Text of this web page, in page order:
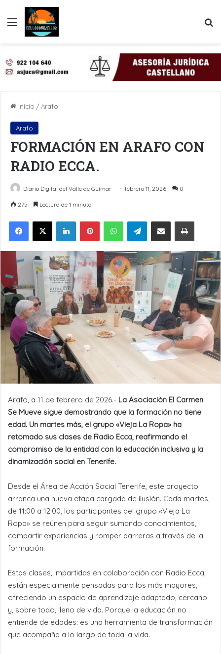
Menú
Inicio /Arafo
Arafo
FORMACIÓN EN ARAFO CON
RADIO ECCA.
Diario Digital del Valle de Güímar febrero 11, 2026 0
275 Lectura de 1 minuto
LinkedInPinterestWhatsAppTelegramCompartir por Email Imprimir
Arafo, a 11 de febrero de 2026.- La Asociación El Carmen
Se Mueve sigue demostrando que la formación no tiene
edad. Un martes más, el grupo «Vieja La Ropa» ha
retomado sus clases de Radio Ecca, reafirmando el
compromiso de la entidad con la educación inclusiva y la
dinamización social en Tenerife.
Desde el Área de Acción Social Tenerife, este proyecto
arranca una nueva etapa cargada de ilusión. Cada martes,
de 11:00 a 12:00, los participantes del grupo «Vieja La
Ropa» se reúnen para seguir sumando conocimientos,
compartir experiencias y romper barreras a través de la
formación.
Estas clases, impartidas en colaboración con Radio Ecca,
están especialmente pensadas para los más mayores,
ofreciendo un espacio de aprendizaje adaptado, cercano
y, sobre todo, lleno de vida. Porque la educación no
entiende de edades: es una herramienta de transformación
que acompaña a lo largo de toda la vida.